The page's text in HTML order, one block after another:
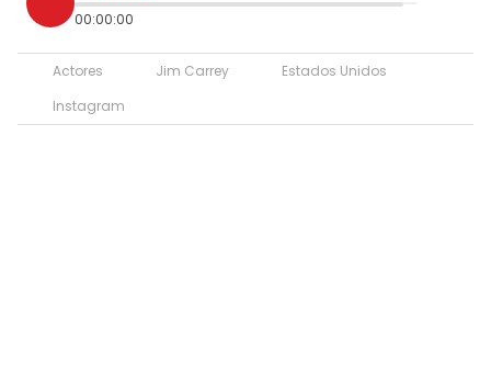
00:00:00
Actores Jim Carrey
Estados Unidos
Instagram